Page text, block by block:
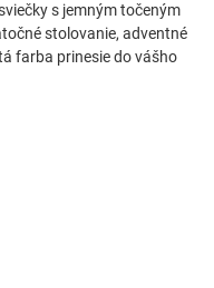
s jemným točeným
stolovanie, adventné
farba prinesie do vášho